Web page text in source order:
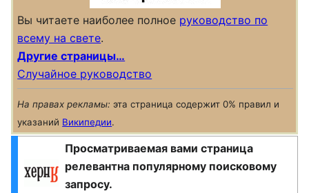
Вы читаете наиболее полное руководство по
всему на свете.
Другие страницы…
Случайное руководство
На правах рекламы: эта страница содержит 0% правил и
указаний Википедии.
Просматриваемая вами страница
релевантна популярному поисковому
запросу.